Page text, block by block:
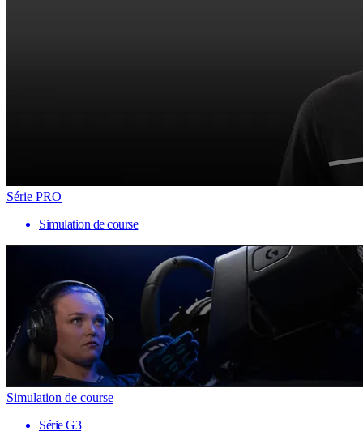
Série PRO
Simulation de course
Simulation de course
Série G3